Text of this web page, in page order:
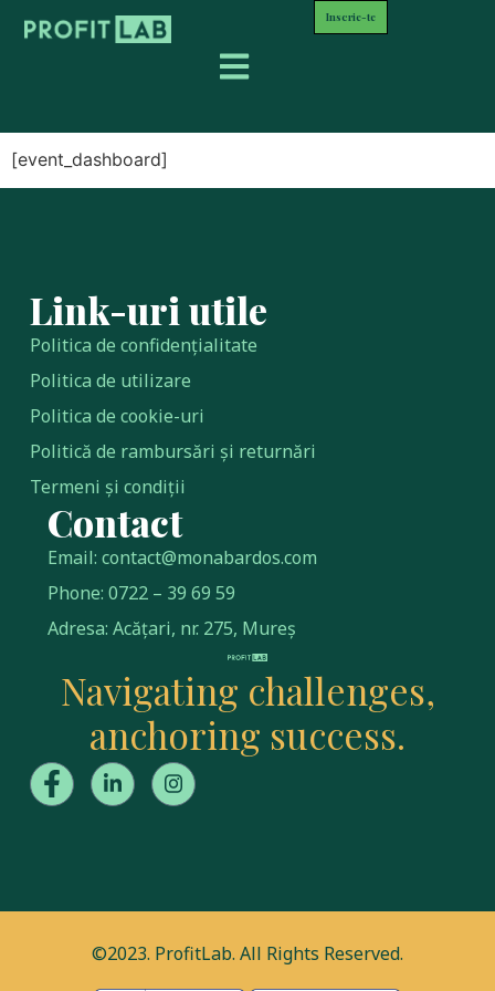
Inscrie-te
[event_dashboard]
Navigating challenges,
anchoring success.
Link-uri utile
Politica de confidențialitate
Politica de utilizare
Politica de cookie-uri
Politică de rambursări și returnări
Termeni și condiții
Contact
Email: contact@monabardos.com
Phone: 0722 – 39 69 59
Adresa: Acățari, nr. 275, Mureș
©2023. ProfitLab. All Rights Reserved.